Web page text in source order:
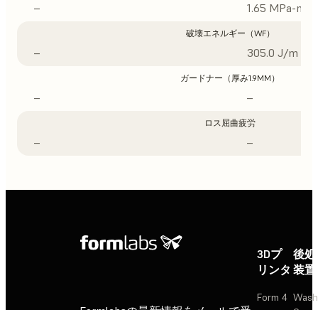
– 1.65 MPa-m1/
破壊エネルギー（WF）
– 305.0 J/m
ガードナー（厚み1.9MM）
– –
ロス屈曲疲労
– –
3Dプ
リンタ
Form 4
後
装置